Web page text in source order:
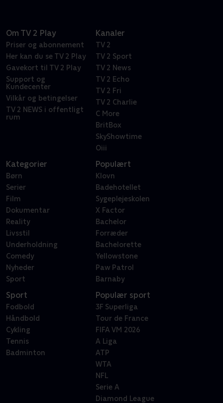
Om TV 2 Play
Priser og abonnement
Her kan du se TV 2 Play
Gavekort til TV 2 Play
Support og
Kundecenter
Vilkår og betingelser
TV 2 NEWS i offentligt
rum
Kanaler
TV 2
TV 2 Sport
TV 2 News
TV 2 Echo
TV 2 Fri
TV 2 Charlie
C More
BritBox
SkyShowtime
Oiii
Kategorier
Børn
Serier
Film
Dokumentar
Reality
Livsstil
Underholdning
Comedy
Nyheder
Sport
Populært
Klovn
Badehotellet
Sygeplejeskolen
X Factor
Bachelor
Forræder
Bachelorette
Yellowstone
Paw Patrol
Barnaby
Sport
Fodbold
Håndbold
Cykling
Tennis
Badminton
Populær sport
3F Superliga
Tour de France
FIFA VM 2026
A Liga
ATP
WTA
NFL
Serie A
Diamond League